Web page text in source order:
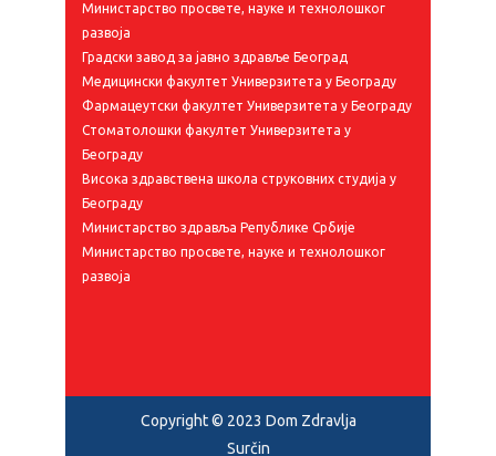
Министарство просвете, науке и технолошког
развоја
Градски завод за јавно здравље Београд
Медицински факултет Универзитета у Београду
Фармацеутски факултет Универзитета у Београду
Стоматолошки факултет Универзитета у
Београду
Висока здравствена школа струковних студија у
Београду
Министарство здравља Републике Србије
Министарство просвете, науке и технолошког
развоја
Copyright © 2023 Dom Zdravlja
Surčin